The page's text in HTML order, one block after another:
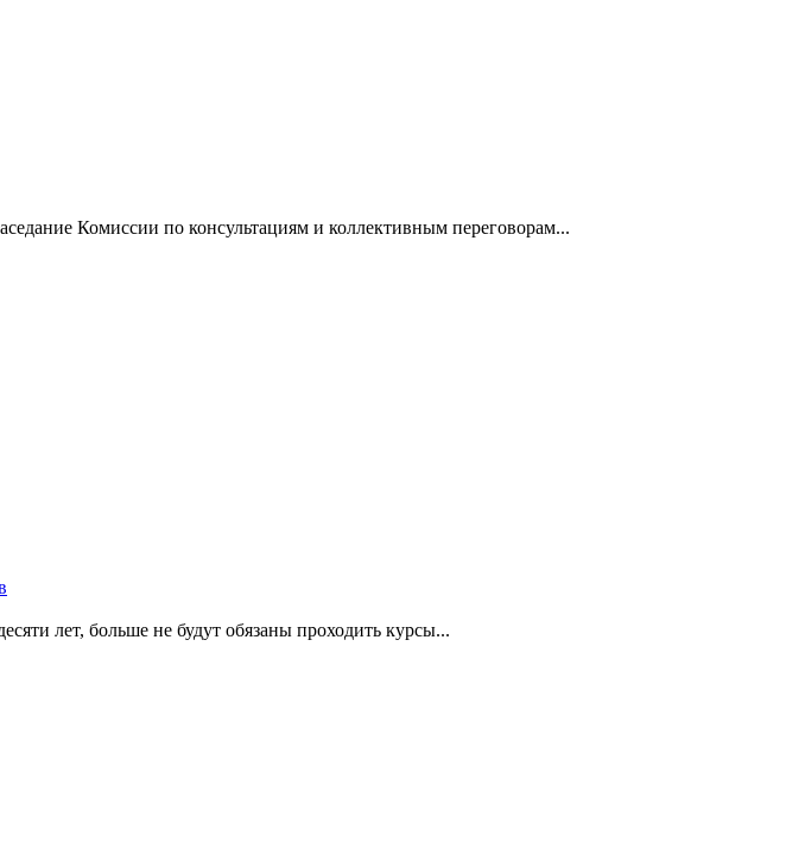
Комиссии по консультациям и коллективным переговорам...
лет, больше не будут обязаны проходить курсы...